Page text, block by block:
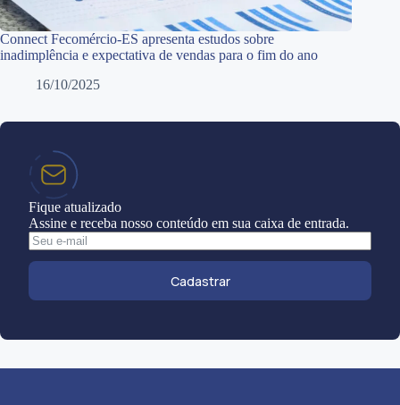
Connect Fecomércio-ES apresenta estudos sobre
inadimplência e expectativa de vendas para o fim do ano
16/10/2025
Fique atualizado
Assine e receba nosso conteúdo em sua caixa de entrada.
Cadastrar